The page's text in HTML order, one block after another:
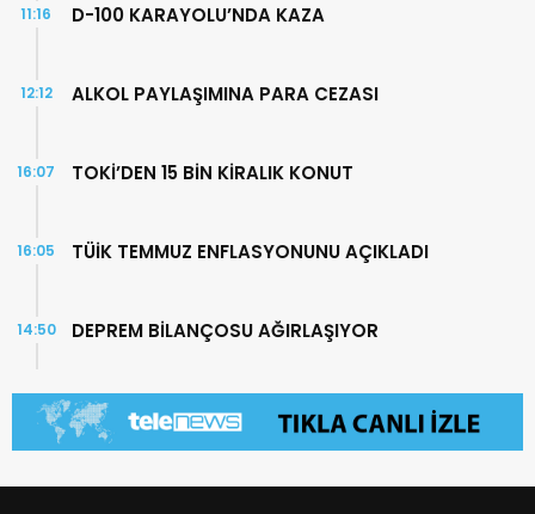
D-100 KARAYOLU’NDA KAZA
11:16
ALKOL PAYLAŞIMINA PARA CEZASI
12:12
TOKİ’DEN 15 BİN KİRALIK KONUT
16:07
TÜİK TEMMUZ ENFLASYONUNU AÇIKLADI
16:05
DEPREM BİLANÇOSU AĞIRLAŞIYOR
14:50